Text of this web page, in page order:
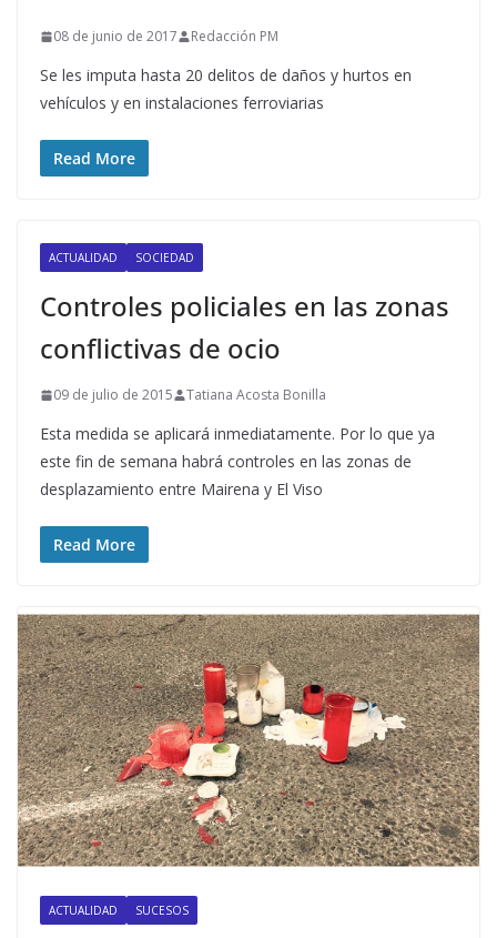
08 de junio de 2017 Redacción PM
Se les imputa hasta 20 delitos de daños y hurtos en
vehículos y en instalaciones ferroviarias
Read More
ACTUALIDAD SOCIEDAD
Controles policiales en las zonas
conflictivas de ocio
09 de julio de 2015 Tatiana Acosta Bonilla
Esta medida se aplicará inmediatamente. Por lo que ya
este fin de semana habrá controles en las zonas de
desplazamiento entre Mairena y El Viso
Read More
ACTUALIDAD SUCESOS